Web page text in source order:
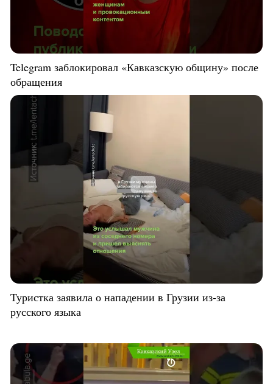
Telegram заблокировал «Кавказскую общину» после
обращения
Туристка заявила о нападении в Грузии из-за
русского языка